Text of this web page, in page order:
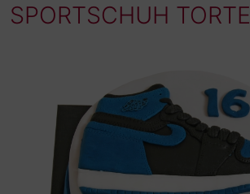
SPORTSCHUH TORTE